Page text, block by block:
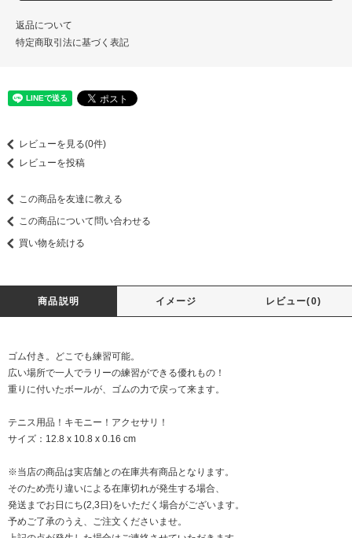
返品について
特定商取引法に基づく表記
レビューを見る(0件)
レビューを投稿
この商品を友達に教える
この商品について問い合わせる
買い物を続ける
商品説明 イメージ レビュー(0)
ゴム付き。どこでも練習可能。
広い場所で一人でラリーの練習ができる優れもの！
重りに付いたボールが、ゴムの力で戻って来ます。
テニス用品！キモニー！アクセサリ！
サイズ：12.8 x 10.8 x 0.16 cm
※当店の商品は実店舗との在庫共有商品となります。
そのため売り違いによる在庫切れが発生する場合、
発送までお日にち(2,3日)をいただく場合がございます。
予めご了承のうえ、ご注文くださいませ。